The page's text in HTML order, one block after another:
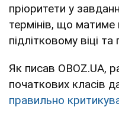
пріоритети у
термінів, що
підлітковому віці та
Як писав OBOZ.UA,
початкових класів
правильно